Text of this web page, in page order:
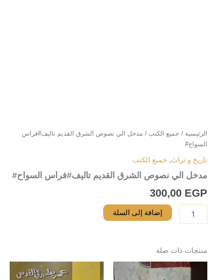
الرئيسية / جميع الكتب / مدخل الي نصوص الشرق القديم تاليف#فراس
السواح#
تاريخ و تراث, جميع الكتب
مدخل الي نصوص الشرق القديم تاليف#فراس السواح#
300,00 EGP
إضافة إلى السلة
منتجات ذات صلة